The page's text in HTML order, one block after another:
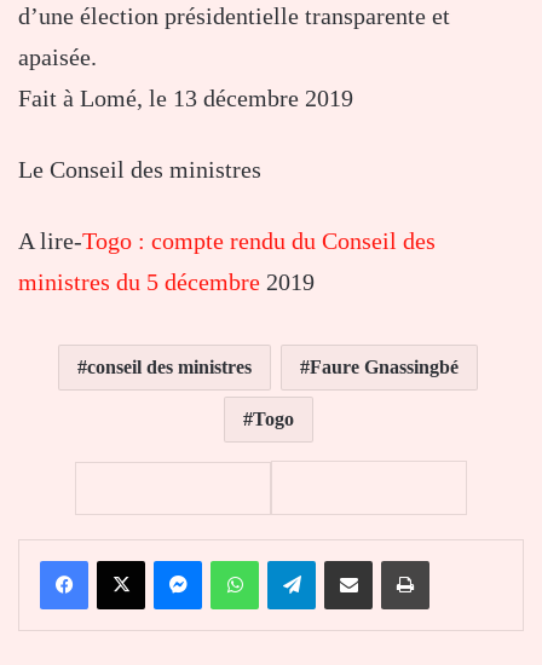
d’une élection présidentielle transparente et
apaisée.
Fait à Lomé, le 13 décembre 2019
Le Conseil des ministres
A lire-Togo : compte rendu du Conseil des
ministres du 5 décembre 2019
conseil des ministres Faure Gnassingbé
Togo
FacebookX MessengerWhatsAppTelegramPartager par email Imprimer